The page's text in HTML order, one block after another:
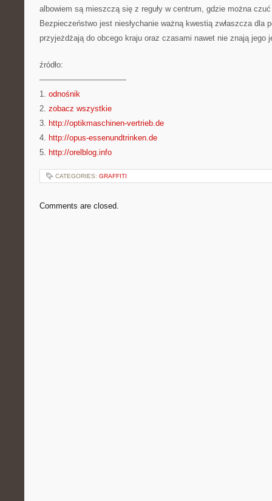
albowiem są mieszczą się z reguły w centrum, gdzie można
Bezpieczeństwo jest niesłychanie ważną kwestią zwłaszcza dla
przyjeżdżają do obcego kraju oraz czasami nawet nie znają jego
źródło:
———————————
1. odnośnik
2. zobacz wszystkie
3. http://optikmaschinen-vertrieb.de
4. http://opus-essenundtrinken.de
5. http://orelblog.info
CATEGORIES: GRAFFITI
Comments are closed.